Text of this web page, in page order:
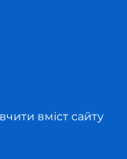
вміст сайту